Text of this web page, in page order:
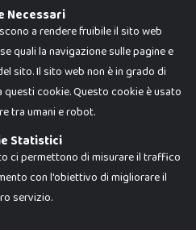
Srl. Ogni riproduzione o utilizzo non
Necessari
a rendere fruibile il sito web
quali la navigazione sulle pagine e
sito. Il sito web non è in grado di
cookie. Questo cookie è usato
tra umani e robot.
Statistici
ci permettono di misurare il traffico
con l'obiettivo di migliorare il
servizio.